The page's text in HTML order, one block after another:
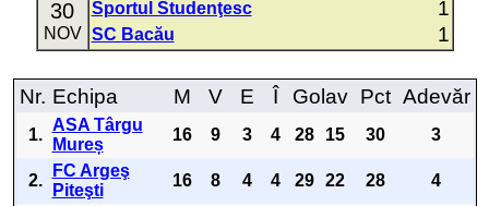
30
NOV
Sportul Studenţesc 1
SC Bacău 1
Nr. Echipa M V E Î Golav Pct Adevăr
1.
ASA Târgu
Mureș
16 9 3 4 28 15 30 3
2.
FC Argeş
Piteşti
16 8 4 4 29 22 28 4